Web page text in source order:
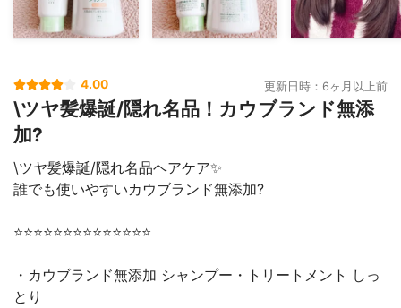
4.00 更新日時：6ヶ月以上前
\ツヤ髪爆誕/隠れ名品！カウブランド無添
加?
\ツヤ髪爆誕/隠れ名品ヘアケア✨
誰でも使いやすいカウブランド無添加?
⭐️⭐️⭐️⭐️⭐️⭐️⭐️⭐️⭐️⭐️⭐️⭐️⭐️⭐️
・カウブランド無添加 シャンプー・トリートメント しっ
とり